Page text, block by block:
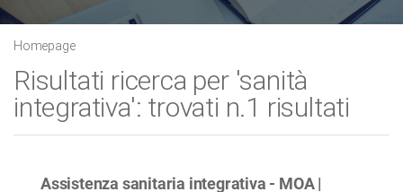
Homepage
Risultati ricerca per 'sanità
integrativa': trovati n.1 risultati
Assistenza sanitaria integrativa - MOA |